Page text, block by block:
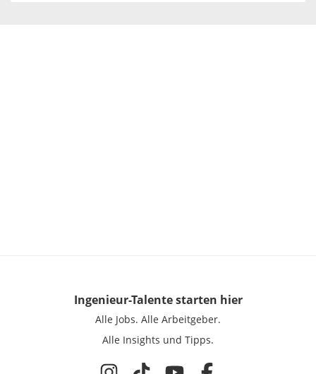
Ingenieur-Talentestarten hier
Alle Jobs. Alle Arbeitgeber.
Alle Insights und Tipps.